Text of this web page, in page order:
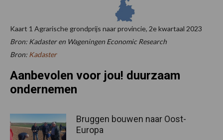
Kaart 1 Agrarische grondprijs naar provincie, 2e kwartaal 2023
Bron: Kadaster en Wageningen Economic Research
Bron: Kadaster
Aanbevolen voor jou! duurzaam
ondernemen
Bruggen bouwen naar Oost-
Europa